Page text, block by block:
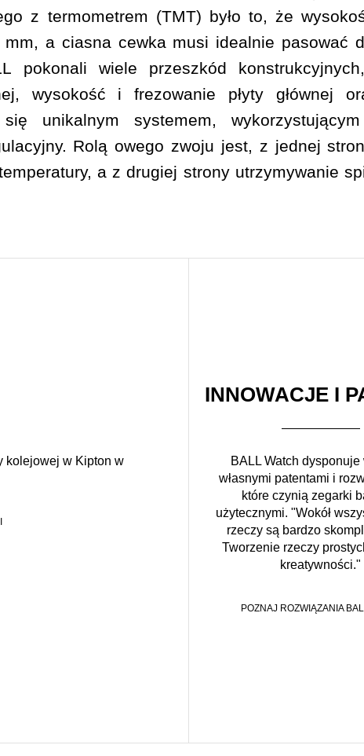
z termometrem (TMT) było to, że
a ciasna cewka musi idealnie pasować
pokonali wiele przeszkód
wysokość i frezowanie płyty głównej
unikalnym systemem,
Rolą owego zwoju jest, z jednej
a z drugiej strony utrzymywanie
kolejowej w Kipton w
INNOWACJE I
BALL Watch
własnymi patentami i
które czynią zegarki
użytecznymi. "Wokół
rzeczy są bardzo
Tworzenie rzeczy
kreatywności."
POZNAJ ROZWIĄZANIA